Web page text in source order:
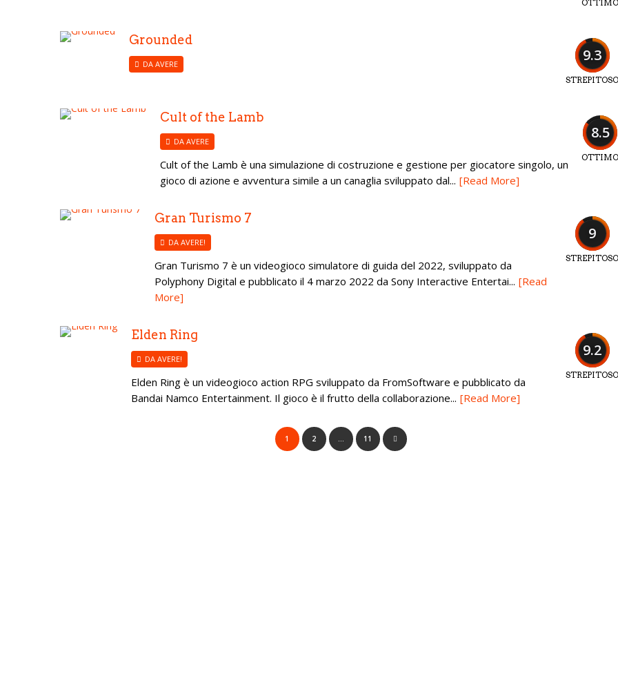
OTTIMO
9.3
STREPITOSO
Grounded
DA AVERE
8.5
OTTIMO
Cult of the Lamb
DA AVERE
Cult of the Lamb è una simulazione di costruzione e gestione per giocatore singolo, un
gioco di azione e avventura simile a un canaglia sviluppato dal... [Read More]
9
STREPITOSO
Gran Turismo 7
DA AVERE!
Gran Turismo 7 è un videogioco simulatore di guida del 2022, sviluppato da
Polyphony Digital e pubblicato il 4 marzo 2022 da Sony Interactive Entertai... [Read
More]
9.2
STREPITOSO
Elden Ring
DA AVERE!
Elden Ring è un videogioco action RPG sviluppato da FromSoftware e pubblicato da
Bandai Namco Entertainment. Il gioco è il frutto della collaborazione... [Read More]
1 2 … 11